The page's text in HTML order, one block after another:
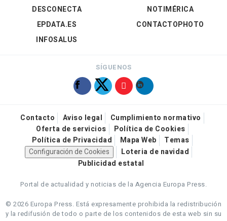
DESCONECTA
EPDATA.ES
INFOSALUS
NOTIMÉRICA
CONTACTOPHOTO
SÍGUENOS
Contacto Aviso legal
Cumplimiento normativo
Oferta de servicios
Política de Cookies
Política de Privacidad
Mapa Web
Temas
Configuración de Cookies
Loteria de navidad
Publicidad estatal
Portal de actualidad y noticias de la Agencia Europa Press.
© 2026 Europa Press. Está expresamente prohibida la redistribución
y la redifusión de todo o parte de los contenidos de esta web sin su